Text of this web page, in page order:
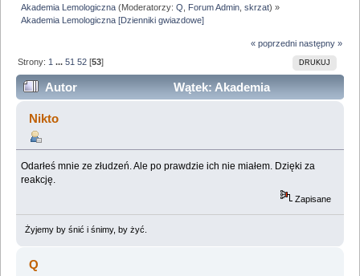
Akademia Lemologiczna (Moderatorzy:Q Forum Admin ,skrzat) »
Akademia Lemologiczna [Dzienniki gwiazdowe]
« poprzedni następny »
DRUKUJ
Strony: 1 ...51 52 [53]
Autor
Wątek: Akademia
Lemologiczna [Dzienniki gwiazdowe] (Przeczytany
2257184 razy)
Nikto
Odarłeś mnie ze złudzeń. Ale po prawdzie ich nie miałem. Dzięki za
reakcję.
Zapisane
Żyjemy by śnić i śnimy, by żyć.
Q